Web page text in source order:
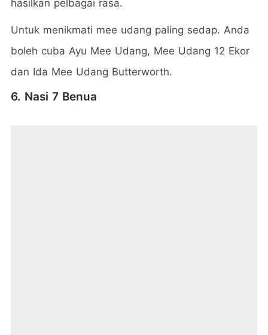
hasilkan pelbagai rasa.
Untuk menikmati mee udang paling sedap. Anda
boleh cuba Ayu Mee Udang, Mee Udang 12 Ekor
dan Ida Mee Udang Butterworth.
6. Nasi 7 Benua